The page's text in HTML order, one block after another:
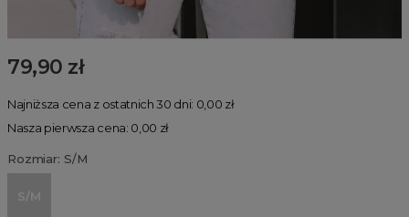
79,90 zł
Najniższa cena z ostatnich 30 dni: 0,00 zł
Nasza pierwsza cena: 0,00 zł
Rozmiar: S/M
S/M